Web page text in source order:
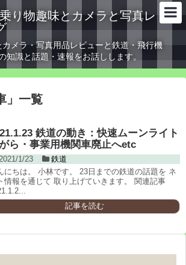
り物趣味とカメラと写真レ
メラ・写真用品レビューと鉄道・飛行機
知識と話題・速報をお話しします。
」 一覧
鉄道の動き：快速ムーンライト
ら・事業用機関車廃止へetc
2021/1/23
鉄道
にちは。 小林です。 23日までの鉄道の話題を ネ
情報を通じて 取り上げていきます。 関連記事
記事を読む